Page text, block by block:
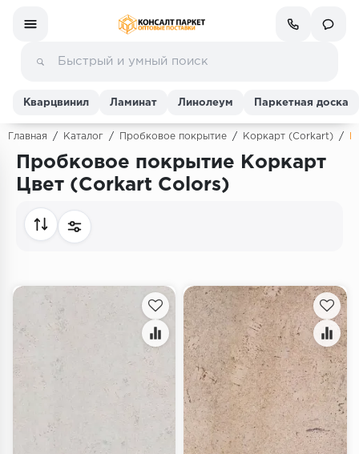
Ламинат
Линолеум
Инженерная доска
Паркетная доска
Террасная доска
Ковровая плитка
Кварцвинил Ламинат Линолеум Паркетная доска
Главная / Каталог / Пробковое покрытие / Коркарт (Corkart) /
Пробковое покрытие Коркарт
Цвет (Corkart Colors)